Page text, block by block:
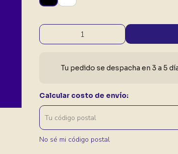
Tu pedido se despacha en 3 a 5
Calcular costo de envío:
No sé mi código postal